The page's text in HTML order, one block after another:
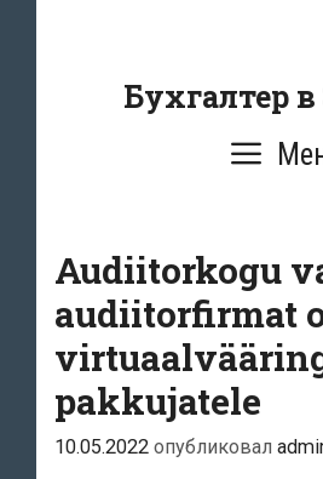
содержаниюБухгалтер
Audiitorkogu
audiitorfirmat
pakkujatele
10.05.2022 опубликовал